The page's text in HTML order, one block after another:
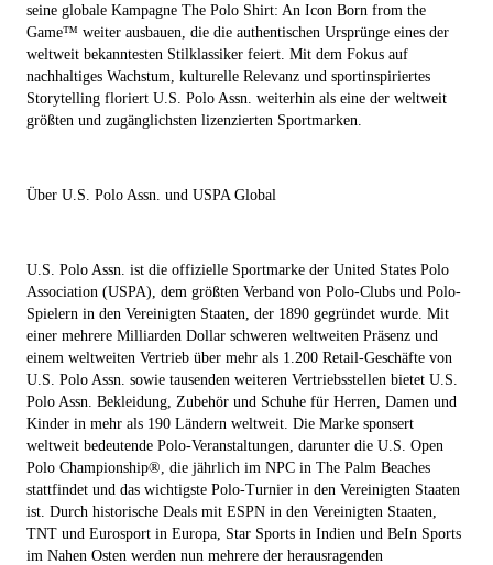
seine globale Kampagne The Polo Shirt: An Icon Born from the
Game™ weiter ausbauen, die die authentischen Ursprünge eines der
weltweit bekanntesten Stilklassiker feiert. Mit dem Fokus auf
nachhaltiges Wachstum, kulturelle Relevanz und sportinspiriertes
Storytelling floriert U.S. Polo Assn. weiterhin als eine der weltweit
größten und zugänglichsten lizenzierten Sportmarken.
Über U.S. Polo Assn. und USPA Global
U.S. Polo Assn. ist die offizielle Sportmarke der United States Polo
Association (USPA) , dem größten Verband von Polo-Clubs und Polo-
Spielern in den Vereinigten Staaten, der 1890 gegründet wurde. Mit
einer mehrere Milliarden Dollar schweren weltweiten Präsenz und
einem weltweiten Vertrieb über mehr als 1.200 Retail-Geschäfte von
U.S. Polo Assn. sowie tausenden weiteren Vertriebsstellen bietet U.S.
Polo Assn. Bekleidung, Zubehör und Schuhe für Herren, Damen und
Kinder in mehr als 190 Ländern weltweit. Die Marke sponsert
weltweit bedeutende Polo-Veranstaltungen, darunter die U.S. Open
Polo Championship®, die jährlich im NPC in The Palm Beaches
stattfindet und das wichtigste Polo-Turnier in den Vereinigten Staaten
ist. Durch historische Deals mit ESPN in den Vereinigten Staaten,
TNT und Eurosport in Europa, Star Sports in Indien und BeIn Sports
im Nahen Osten werden nun mehrere der herausragenden